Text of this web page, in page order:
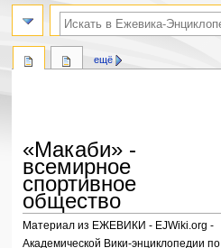
«Макаби» -
всемирное
спортивное
общество
Материал из ЕЖЕВИКИ - EJWiki.org -
Академической Вики-энциклопедии по
ещё
поиск по словам